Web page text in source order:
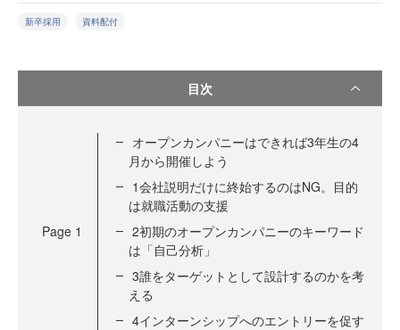
新卒採用 資料配付
目次
Page 1
オープンカンパニーはできれば3年生の4
月から開催しよう
1会社説明だけに終始するのはNG。目的
は就職活動の支援
2初期のオープンカンパニーのキーワード
は「自己分析」
3誰をターゲットとして設計するのかを考
える
4インターンシップへのエントリーを促す